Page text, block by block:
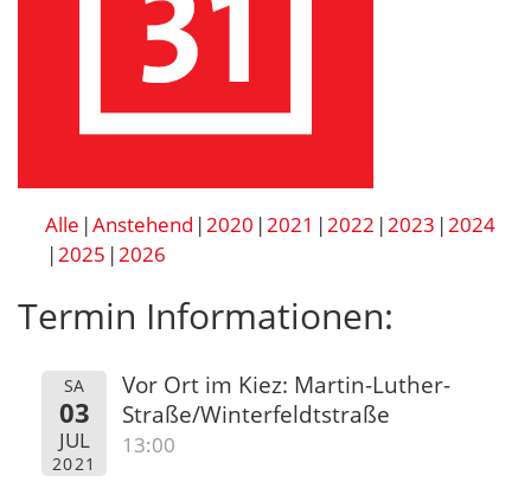
Alle Anstehend 2020 2021 2022 2023 2024
2025 2026
Termin Informationen:
SA
03
JUL
2021
Vor Ort im Kiez: Martin-Luther-
Straße/Winterfeldtstraße
13:00